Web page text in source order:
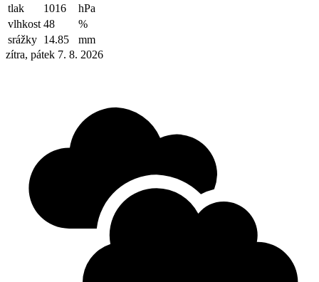
tlak
1016
hPa
vlhkost 48
%
srážky 14.85
mm
zítra, pátek 7. 8. 2026